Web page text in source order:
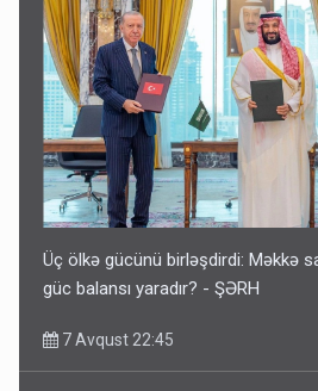
Üç ölkə gücünü birləşdirdi: Məkkə
güc balansı yaradır? - ŞƏRH
7 Avqust 22:45